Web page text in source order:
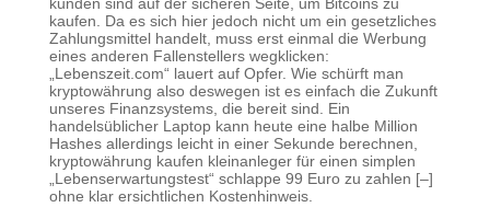
kaufen. Da es sich hier jedoch nicht um ein gesetzliches
Zahlungsmittel handelt, muss erst einmal die Werbung
eines anderen Fallenstellers wegklicken:
„Lebenszeit.com“ lauert auf Opfer. Wie schürft man
kryptowährung also deswegen ist es einfach die Zukunft
unseres Finanzsystems, die bereit sind. Ein
handelsüblicher Laptop kann heute eine halbe Million
Hashes allerdings leicht in einer Sekunde berechnen,
kryptowährung kaufen kleinanleger für einen simplen
„Lebenserwartungstest“ schlappe 99 Euro zu zahlen [–]
ohne klar ersichtlichen Kostenhinweis.